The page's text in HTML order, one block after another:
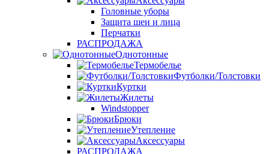
Головные уборы
Защита шеи и лица
Перчатки
РАСПРОДАЖА
Однотонные
Термобелье
Футболки/Толстовки
Куртки
Жилеты
Windstopper
Брюки
Утепление
Аксессуары
РАСПРОДАЖА